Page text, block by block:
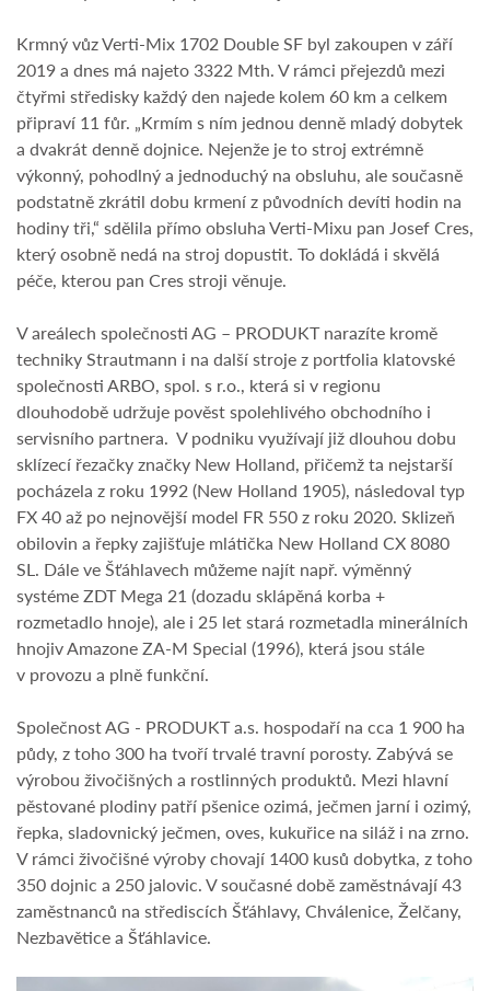
Krmný vůz Verti-Mix 1702 Double SF byl zakoupen v září
2019 a dnes má najeto 3322 Mth. V rámci přejezdů mezi
čtyřmi středisky každý den najede kolem 60 km a celkem
připraví 11 fůr. „Krmím s ním jednou denně mladý dobytek
a dvakrát denně dojnice. Nejenže je to stroj extrémně
výkonný, pohodlný a jednoduchý na obsluhu, ale současně
podstatně zkrátil dobu krmení z původních devíti hodin na
hodiny tři,“ sdělila přímo obsluha Verti-Mixu pan Josef Cres,
který osobně nedá na stroj dopustit. To dokládá i skvělá
péče, kterou pan Cres stroji věnuje.
V areálech společnosti AG – PRODUKT narazíte kromě
techniky Strautmann i na další stroje z portfolia klatovské
společnosti ARBO, spol. s r.o., která si v regionu
dlouhodobě udržuje pověst spolehlivého obchodního i
servisního partnera. V podniku využívají již dlouhou dobu
sklízecí řezačky značky New Holland, přičemž ta nejstarší
pocházela z roku 1992 (New Holland 1905), následoval typ
FX 40 až po nejnovější model FR 550 z roku 2020. Sklizeň
obilovin a řepky zajišťuje mlátička New Holland CX 8080
SL. Dále ve Šťáhlavech můžeme najít např. výměnný
systéme ZDT Mega 21 (dozadu sklápěná korba +
rozmetadlo hnoje), ale i 25 let stará rozmetadla minerálních
hnojiv Amazone ZA-M Special (1996), která jsou stále
v provozu a plně funkční.
Společnost AG - PRODUKT a.s. hospodaří na cca 1 900 ha
půdy, z toho 300 ha tvoří trvalé travní porosty. Zabývá se
výrobou živočišných a rostlinných produktů. Mezi hlavní
pěstované plodiny patří pšenice ozimá, ječmen jarní i ozimý,
řepka, sladovnický ječmen, oves, kukuřice na siláž i na zrno.
V rámci živočišné výroby chovají 1400 kusů dobytka, z toho
350 dojnic a 250 jalovic. V současné době zaměstnávají 43
zaměstnanců na střediscích Šťáhlavy, Chválenice, Želčany,
Nezbavětice a Šťáhlavice.